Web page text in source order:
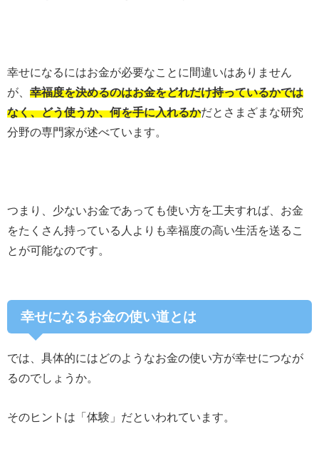
幸せになるにはお金が必要なことに間違いはありません
が、 幸福度を決めるのはお金をどれだけ持っているかでは
なく、どう使うか、何を手に入れるかだとさまざまな研究
分野の専門家が述べています。
つまり、少ないお金であっても使い方を工夫すれば、お金
をたくさん持っている人よりも幸福度の高い生活を送るこ
とが可能なのです。
幸せになるお金の使い道とは
では、具体的にはどのようなお金の使い方が幸せにつなが
るのでしょうか。
そのヒントは「体験」だといわれています。